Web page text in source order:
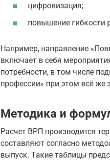
цифровизация;
повышение гибкости
Например, направление
включает в себя
потребности, в том числе
профессии» при этом всё
Методика и
Расчет ВРП производится
составляют согласно
выпуск. Такие таблицы